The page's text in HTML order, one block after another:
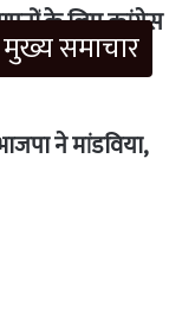
के लिए कांग्रेस
मुख्य समाचार
ने मांडविया,